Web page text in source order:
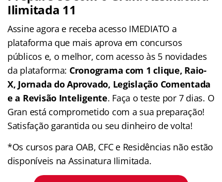
Ilimitada 11
Assine agora e receba acesso IMEDIATO a
plataforma que mais aprova em concursos
públicos e, o melhor, com acesso às 5 novidades
da plataforma: Cronograma com 1 clique, Raio-
X, Jornada do Aprovado, Legislação Comentada
e a Revisão Inteligente. Faça o teste por 7 dias. O
Gran está comprometido com a sua preparação!
Satisfação garantida ou seu dinheiro de volta!
*Os cursos para OAB, CFC e Residências não estão
disponíveis na Assinatura Ilimitada.